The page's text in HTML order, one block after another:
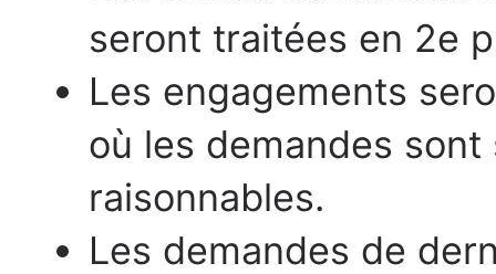
seront traitées en 2e
Les engagements
où les demandes
raisonnables.
Les demandes de